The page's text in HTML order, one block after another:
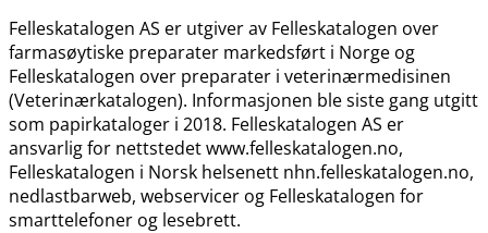
Felleskatalogen AS er utgiver av Felleskatalogen over
farmasøytiske preparater markedsført i Norge og
Felleskatalogen over preparater i veterinærmedisinen
(Veterinærkatalogen). Informasjonen ble siste gang utgitt
som papirkataloger i 2018. Felleskatalogen AS er
ansvarlig for nettstedet www.felleskatalogen.no,
Felleskatalogen i Norsk helsenett nhn.felleskatalogen.no,
nedlastbarweb, webservicer og Felleskatalogen for
smarttelefoner og lesebrett.